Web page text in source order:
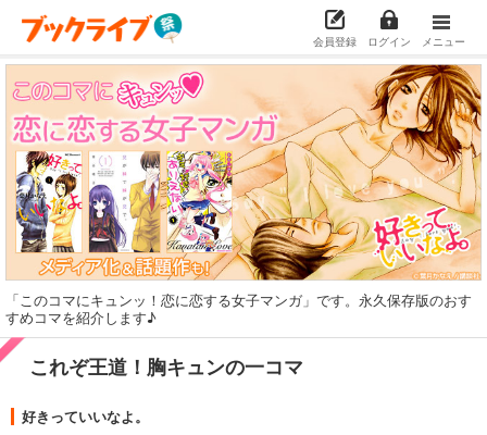
会員登録 ログイン メニュー
「このコマにキュンッ！恋に恋する女子マンガ」です。永久保存版のおす
すめコマを紹介します♪
これぞ王道！胸キュンの一コマ
好きっていいなよ。